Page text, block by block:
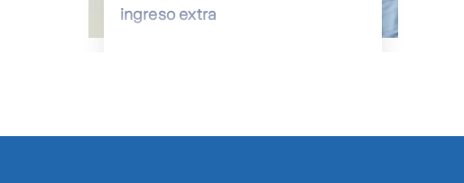
ingreso extra